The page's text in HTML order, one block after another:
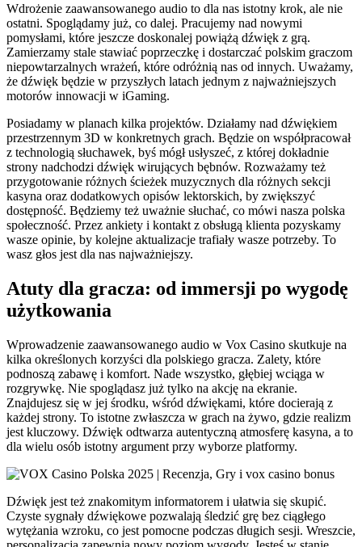
Wdrożenie zaawansowanego audio to dla nas istotny krok, ale nie
ostatni. Spoglądamy już, co dalej. Pracujemy nad nowymi
pomysłami, które jeszcze doskonalej powiążą dźwięk z grą.
Zamierzamy stale stawiać poprzeczkę i dostarczać polskim graczom
niepowtarzalnych wrażeń, które odróżnią nas od innych. Uważamy,
że dźwięk będzie w przyszłych latach jednym z najważniejszych
motorów innowacji w iGaming.
Posiadamy w planach kilka projektów. Działamy nad dźwiękiem
przestrzennym 3D w konkretnych grach. Będzie on współpracował
z technologią słuchawek, byś mógł usłyszeć, z której dokładnie
strony nadchodzi dźwięk wirujących bębnów. Rozważamy też
przygotowanie różnych ścieżek muzycznych dla różnych sekcji
kasyna oraz dodatkowych opisów lektorskich, by zwiększyć
dostępność. Będziemy też uważnie słuchać, co mówi nasza polska
społeczność. Przez ankiety i kontakt z obsługą klienta pozyskamy
wasze opinie, by kolejne aktualizacje trafiały wasze potrzeby. To
wasz głos jest dla nas najważniejszy.
Atuty dla gracza: od immersji po wygodę
użytkowania
Wprowadzenie zaawansowanego audio w Vox Casino skutkuje na
kilka określonych korzyści dla polskiego gracza. Zalety, które
podnoszą zabawę i komfort. Nade wszystko, głębiej wciąga w
rozgrywkę. Nie spoglądasz już tylko na akcję na ekranie.
Znajdujesz się w jej środku, wśród dźwiękami, które docierają z
każdej strony. To istotne zwłaszcza w grach na żywo, gdzie realizm
jest kluczowy. Dźwięk odtwarza autentyczną atmosferę kasyna, a to
dla wielu osób istotny argument przy wyborze platformy.
Dźwięk jest też znakomitym informatorem i ułatwia się skupić.
Czyste sygnały dźwiękowe pozwalają śledzić grę bez ciągłego
wytężania wzroku, co jest pomocne podczas długich sesji. Wreszcie,